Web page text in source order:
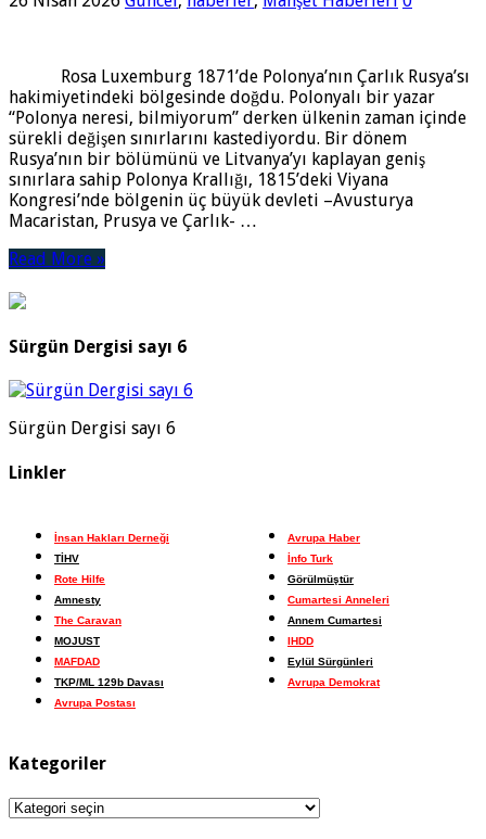
Rosa Luxemburg 1871’de Polonya’nın Çarlık Rusya’sı
hakimiyetindeki bölgesinde doğdu. Polonyalı bir yazar
“Polonya neresi, bilmiyorum” derken ülkenin zaman içinde
sürekli değişen sınırlarını kastediyordu. Bir dönem
Rusya’nın bir bölümünü ve Litvanya’yı kaplayan geniş
sınırlara sahip Polonya Krallığı, 1815’deki Viyana
Kongresi’nde bölgenin üç büyük devleti –Avusturya
Macaristan, Prusya ve Çarlık- …
Read More »
Sürgün Dergisi sayı 6
Sürgün Dergisi sayı 6
Linkler
İnsan Hakları Derneği
TİHV
Rote Hilfe
Amnesty
The Caravan
MOJUST
MAFDAD
TKP/ML 129b Davası
Avrupa Postası
Avrupa Haber
İnfo Turk
Görülmüştür
Cumartesi Anneleri
Annem Cumartesi
IHDD
Eylül Sürgünleri
Avrupa Demokrat
Kategoriler
Kategoriler